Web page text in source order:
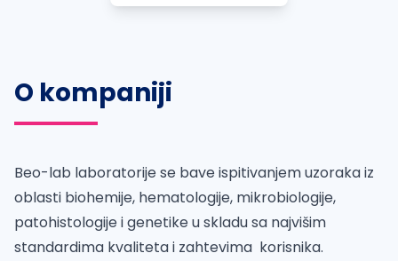
O kompaniji
Beo-lab laboratorije se bave ispitivanjem uzoraka iz
oblasti biohemije, hematologije, mikrobiologije,
patohistologije i genetike u skladu sa najvišim
standardima kvaliteta i zahtevima korisnika.